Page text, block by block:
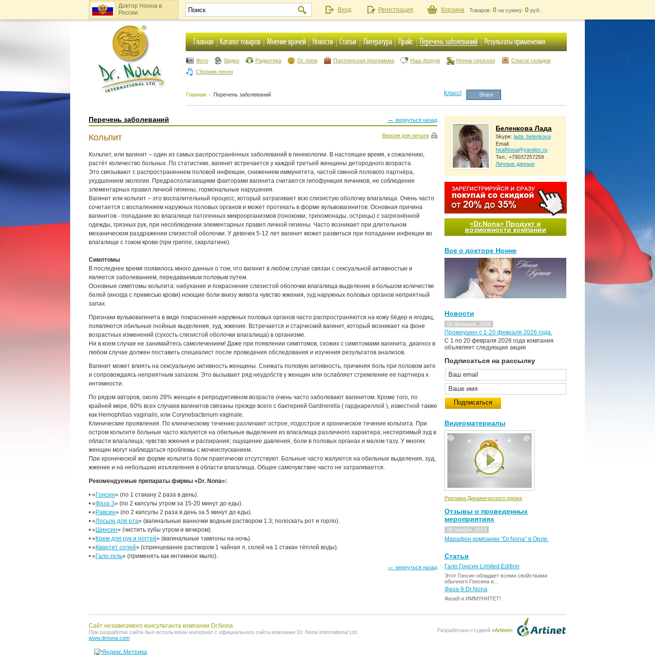
Доктор Нонна в
России
Вход Регистрация Корзина Товаров: 0 на сумму: 0 руб..
Фото Видео Радиотека Dr. nona Партнерская программа Наш форум Нонна гороскоп
Список складов
Сборник песен
Главная Перечень заболеваний Класс! Share
← вернуться назад
Перечень заболеваний
Кольпит Версия для печати
Кольпит, или вагинит – один из самых распространённых заболеваний в гинекологии. В настоящее время, к сожалению,
растёт количество больных. По статистике, вагинит встречается у каждой третьей женщины детородного возраста.
Это связывают с распространением половой инфекции, снижением иммунитета, частой сменой полового партнёра,
ухудшением экологии. Предрасполагающими факторами вагинита считаются гипофункция яичников, не соблюдение
элементарных правил личной гигиены, гормональные нарушения.
Вагинит или кольпит – это воспалительный процесс, который затрагивает всю слизистую оболочку влагалища. Очень часто
сочетается с воспалением наружных половых органов и может протекать в форме вульвовагинитов. Основная причина
вагинитов - попадание во влагалище патогенных микроорганизмов (гонококки, трихомонады, острицы) с загрязнённой
одежды, грязных рук, при несоблюдении элементарных правил личной гигиены. Часто возникает при длительном
механическом раздражении слизистой оболочки. У девочек 5-12 лет вагинит может развиться при попадании инфекции во
влагалище с током крови (при гриппе, скарлатине).
Симптомы
В последнее время появилось много данных о том, что вагинит в любом случае связан с сексуальной активностью и
является заболеванием, передаваемым половым путем.
Основные симптомы кольпита: набухание и покраснение слизистой оболочки влагалища выделение в большом количестве
белей (иногда с примесью крови) ноющие боли внизу живота чувство жжения, зуд наружных половых органов неприятный
запах.
Признаки вульвовагинита в виде покраснения наружных половых органов часто распространяются на кожу бёдер и ягодиц,
появляются обильные гнойные выделения, зуд, жжение. Встречается и старческий вагинит, который возникает на фоне
возрастных изменений (сухость слизистой оболочки влагалища) в организме.
Ни в коем случае не занимайтесь самолечением! Даже при появлении симптомов, схожих с симптомами вагинита, диагноз в
любом случае должен поставить специалист после проведения обследования и изучения результатов анализов.
Вагинит может влиять на сексуальную активность женщины. Снижать половую активность, причиняя боль при половом акте
и сопровождаясь неприятным запахом. Это вызывает ряд неудобств у женщин или ослабляет стремление ее партнера к
интимности.
По рядом авторов, около 28% женщин в репродуктивном возрасте очень часто заболевают вагинитом. Кроме того, по
крайней мере, 60% всех случаев вагинитов связаны прежде всего с бактерией Gardnerella ( гарднареллой ), известной также
как Hemophilias vaginalis, или Corynebacterium vaginale.
Клинические проявления. По клиническому течению различают острое, подострое и хроническое течение кольпита. При
остром кольпите больные часто жалуются на обильные выделения из влагалища различного характера; нестерпимый зуд в
области влагалища; чувство жжения и распирания; ощущение давления, боли в половых органах и малом тазу. У многих
женщин могут наблюдаться проблемы с мочеиспусканием.
При хронической же форме кольпита боли практически отсутствуют. Больные часто жалуются на обильные выделения, зуд,
жжение и на небольшие изъязвления в области влагалища. Общее самочувствие часто не затрагивается.
Рекомендуемые препараты фирмы «Dr. Nona»:
• « Гонсин» (по 1 стакану 2 раза в день).
• «Фаза 3» (по 2 капсулы утром за 15-20 минут до еды).
• « Равсин» (по 2 капсулы 2 раза в день за 5 минут до еды).
• «Лосьон для рта» (вагинальные ванночки водным раствором 1:3; полоскать рот и горло).
• « Шинсин» (чистить зубы утром и вечером).
• « Крем для рук и ногтей» (вагинальные тампоны на ночь).
• « Квартет солей» (спринцевание раствором 1 чайная л. солей на 1 стакан тёплой воды).
• « Гало-гель» (применять как интимное мыло).
← вернуться назад
Беленкова Лада
Skype: lada_belenkova
Email:
healNona@yandex.ru
Тел.: +79037257259
Личные данные
«Dr.Nona» Продукт и
возможности компании
Все о докторе Нонне
Новости
01 февраля, 2026
Промоушен с 1-20 февраля 2026 года.
C 1 по 20 февраля 2026 года компания
объявляет следующие акции
Подписаться на рассылку
Видеоматериалы
Реклама Динамического крема
Отзывы о проведенных
мероприятиях
28 ноября, 2013
Марафон компании “Dr.Nona” в Орле.
Статьи
Гало Гонсин Limited Edition
Этот Гонсин обладает всеми свойствами
обычного Гонсина и...
Фаза-9 Dr.Nona
Фаза9 и ИММУНИТЕТ!
Разработано студией «Artinet»
Сайт независимого консультанта компании Dr.Nona
При разработке сайта был использован материал с официального сайта компании Dr. Nona International Ltd.
www.drnona.com